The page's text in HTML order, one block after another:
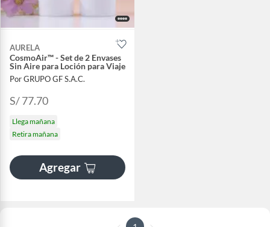
AURELA
CosmoAir™ - Set de 2 Envases
Sin Aire para Loción para Viaje
Por GRUPO GF S.A.C.
S/ 77.70
Llega mañana
Retira mañana
Agregar